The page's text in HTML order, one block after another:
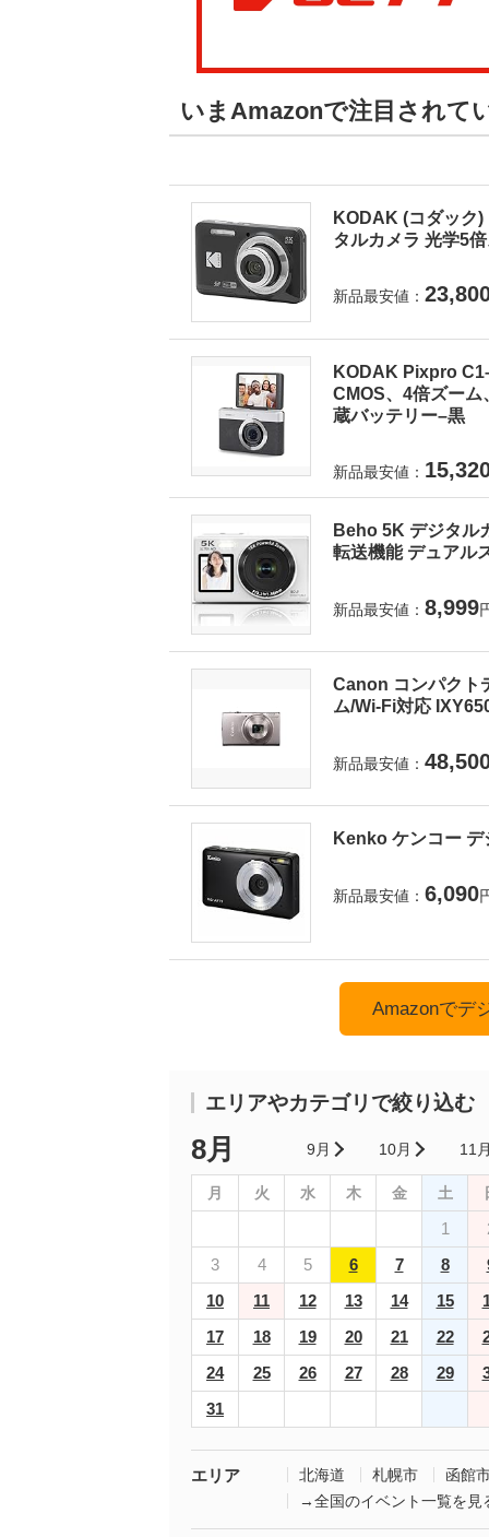
いまAmazonで注目されて
KODAK (コダック
タルカメラ 光学5
新品最安値：
KODAK Pixpro
CMOS、4倍ズー
蔵バッテリー–黒
新品最安値：
Beho 5K デジタル
転送機能 デュアル
新品最安値： 8,999
Canon コンパクト
ム/Wi-Fi対応
新品最安値：
Kenko ケンコー
新品最安値： 6,090
Amazonでデ
エリアやカテゴリで絞り込む
8月 9月 10月 11
月 火 水 木 金 土
1
3
4 5 6 7 8
10
11 12 13 14 15
17
18 19 20 21 22
24
25 26 27 28 29
31
エリア 北海道 札幌市
函館
→全国のイベント一覧を見